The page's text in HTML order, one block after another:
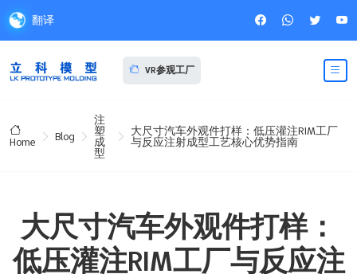
翻译
VR参观工厂
Home Blog
注
塑
成
型
大尺寸汽车外观件打样：低压灌注RIM工厂
与反应注射成型工艺核心优势指南
大尺寸汽车外观件打样：
低压灌注RIM工厂与反应注